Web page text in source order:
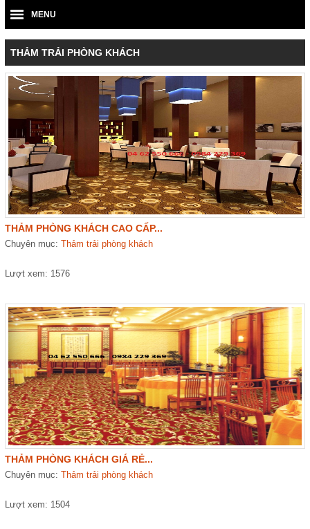
MENU
THẢM TRẢI PHÒNG KHÁCH
THẢM PHÒNG KHÁCH CAO CẤP...
Chuyên mục:Thảm trải phòng khách
Lượt xem: 1576
THẢM PHÒNG KHÁCH GIÁ RẺ...
Chuyên mục:Thảm trải phòng khách
Lượt xem: 1504